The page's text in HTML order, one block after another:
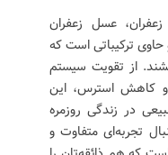
عسل زعفران
ترکیباتی است که
از تقویت سیستم
و کاهش استرس، این
در زندگی روزمره
تجربه‌ای متفاوت و